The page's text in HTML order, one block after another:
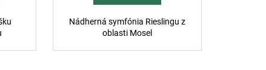
Nádherná symfónia Rieslingu z
oblasti Mosel